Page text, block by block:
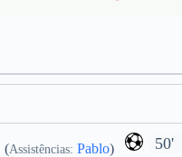
50'
(Assistências: Pablo)